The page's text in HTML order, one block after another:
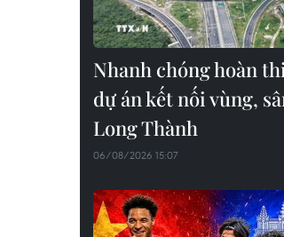
Nhanh chóng hoàn
dự án kết nối vùng,
Long Thành
06/08/2026 15:07